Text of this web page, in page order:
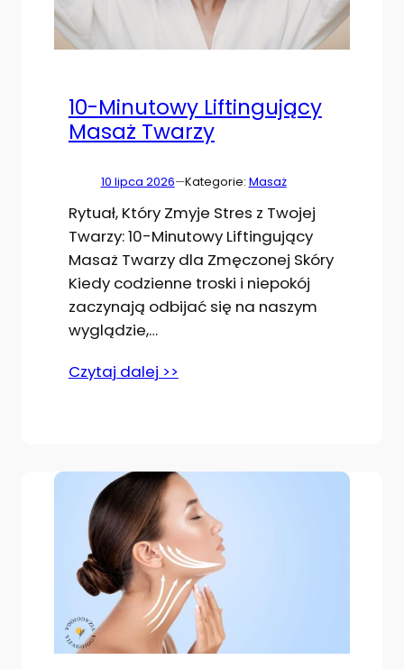
10-Minutowy Liftingujący
Masaż Twarzy
10 lipca 2026—Kategorie: Masaż
Rytuał, Który Zmyje Stres z Twojej
Twarzy: 10-Minutowy Liftingujący
Masaż Twarzy dla Zmęczonej Skóry
Kiedy codzienne troski i niepokój
zaczynają odbijać się na naszym
wyglądzie,…
Czytaj dalej >>